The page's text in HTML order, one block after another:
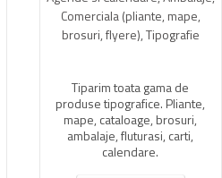
Comerciala (pliante, mape,
brosuri, flyere), Tipografie
Tiparim toata gama de
produse tipografice. Pliante,
mape, cataloage, brosuri,
ambalaje, fluturasi, carti,
calendare.